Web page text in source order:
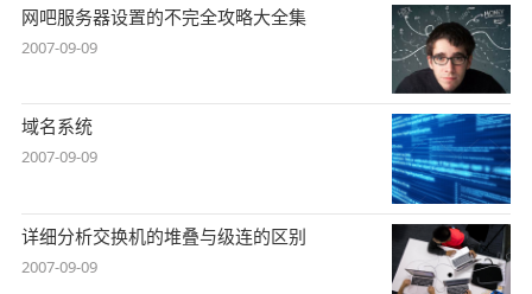
网吧服务器设置的不完全攻略大全集
2007-09-09
域名系统
2007-09-09
详细分析交换机的堆叠与级连的区别
2007-09-09